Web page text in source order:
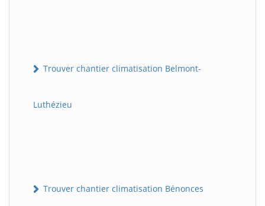
Trouver chantier climatisation Belmont-
Luthézieu
Trouver chantier climatisation Bénonces